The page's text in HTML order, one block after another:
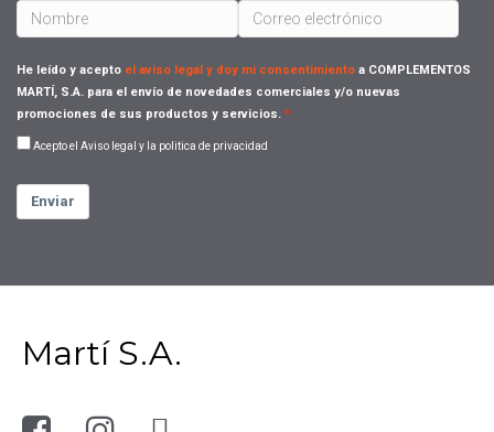
He leído y acepto el aviso legal y doy mi consentimiento a COMPLEMENTOS
MARTÍ, S.A. para el envío de novedades comerciales y/o nuevas
promociones de sus productos y servicios.
Acepto el Aviso legal y la politica de privacidad
Enviar
Martí S.A.